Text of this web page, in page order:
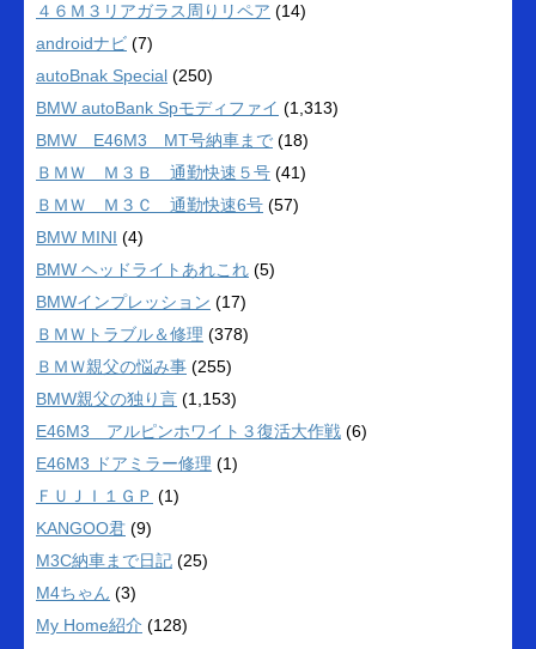
４６Ｍ３リアガラス周りリペア (14)
androidナビ (7)
autoBnak Special (250)
BMW autoBank Spモディファイ (1,313)
BMW E46M3 MT号納車まで (18)
ＢＭＷ Ｍ３Ｂ 通勤快速５号 (41)
ＢＭＷ Ｍ３Ｃ 通勤快速6号 (57)
BMW MINI (4)
BMW ヘッドライトあれこれ (5)
BMWインプレッション (17)
ＢＭＷトラブル＆修理 (378)
ＢＭＷ親父の悩み事 (255)
BMW親父の独り言 (1,153)
E46M3 アルピンホワイト３復活大作戦 (6)
E46M3 ドアミラー修理 (1)
ＦＵＪＩ１ＧＰ (1)
KANGOO君 (9)
M3C納車まで日記 (25)
M4ちゃん (3)
My Home紹介 (128)